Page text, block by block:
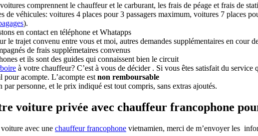
comprennent le chauffeur et le carburant, les frais de péage et frais de
de véhicules: voitures 4 places pour 3 passagers maximum, voitures 7 places
).
en contact en téléphone et Whatapps
le trajet convenu entre vous et moi, autres demandes supplémentaires en cour
de frais supplémetaires convenus
et ils sont des guides qui connaissent bien le circuit
à votre chauffeur? C’est à vous de décider . Si vous êtes satisfait du
acompte. L’acompte est non remboursable
personne, et le prix indiqué est tout compris, sans extras ajoutés.
voiture privée avec chauffeur francophone
avec une chauffeur francophone vietnamien, merci de m’envoyer les